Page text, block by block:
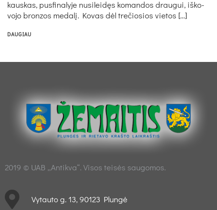
kaus­kas, pus­fi­na­ly­je nu­si­lei­dęs ko­man­dos drau­gui, iš­ko­
vo­jo bron­zos me­da­lį. Ko­vas dėl tre­čio­sios vie­tos […]
DAUGIAU
2019 © UAB „Antikva“. Visos teisės saugomos.
Vytauto g. 13, 90123 Plungė